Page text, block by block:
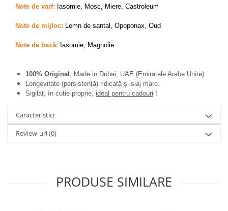
Note de varf: Iasomie, Mosc, Miere, Castroleum
Note de mijloc: Lemn de santal, Opoponax, Oud
Note de bază: Iasomie, Magnolie
100% Original , Made in Dubai, UAE (Emiratele Arabe Unite)
Longevitate (persistență) ridicată și siaj mare.
Sigilat, în cutie proprie, ideal pentru cadouri !
Caracteristici
Review-uri(0)
PRODUSE SIMILARE